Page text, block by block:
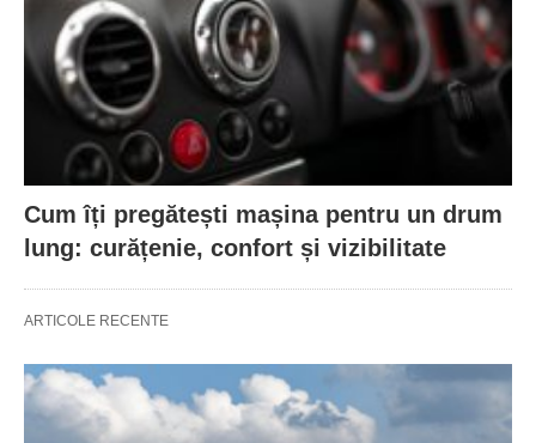
Cum îți pregătești mașina pentru un drum
lung: curățenie, confort și vizibilitate
ARTICOLE RECENTE